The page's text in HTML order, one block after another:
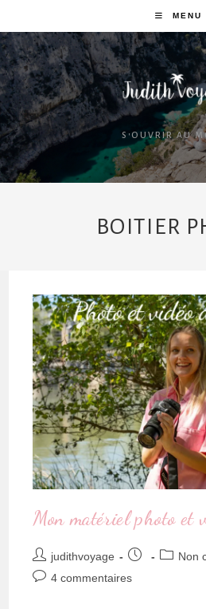
MENU
S'OUVRIR AU
BOITIER
Mon matériel photo et
judithvoyage
Non
4 commentaires